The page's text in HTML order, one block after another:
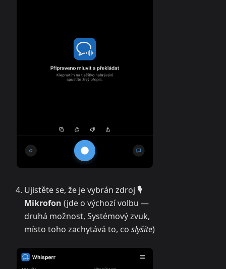
Ujistěte se, že je vybrán zdroj 🎙️
Mikrofon (jde o výchozí volbu —
druhá možnost, Systémový zvuk,
místo toho zachytává to, co slyšíte)